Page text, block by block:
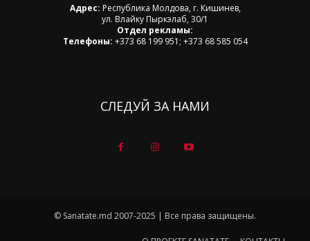
Адрес: Республика Молдова, г. Кишинев,
ул. Влайку Пыркэлаб, 30/1
Отдел рекламы:
Телефоны: +373 68 199 951; +373 68 585 054
СЛЕДУЙ ЗА НАМИ
© Sanatate.md 2007-2025 | Все права защищены.